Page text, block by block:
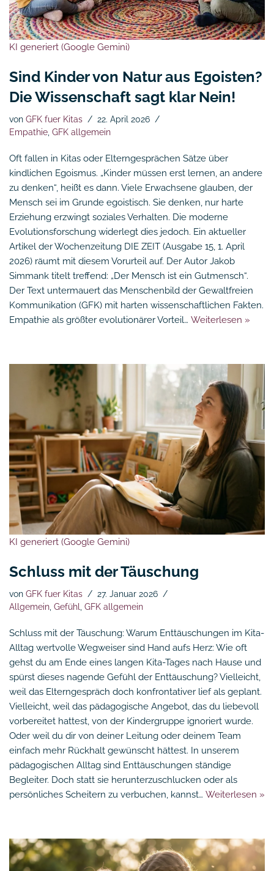
KI generiert (Google Gemini)
Sind Kinder von Natur aus Egoisten?
Die Wissenschaft sagt klar Nein!
von GFK fuer Kitas
22. April 2026
Empathie, GFK allgemein
Oft fallen in Kitas oder Elterngesprächen Sätze über
kindlichen Egoismus. „Kinder müssen erst lernen, an andere
zu denken“, heißt es dann. Viele Erwachsene glauben, der
Mensch sei im Grunde egoistisch. Sie denken, nur harte
Erziehung erzwingt soziales Verhalten. Die moderne
Evolutionsforschung widerlegt dies jedoch. Ein aktueller
Artikel der Wochenzeitung DIE ZEIT (Ausgabe 15, 1. April
2026) räumt mit diesem Vorurteil auf. Der Autor Jakob
Simmank titelt treffend: „Der Mensch ist ein Gutmensch“.
Der Text untermauert das Menschenbild der Gewaltfreien
Kommunikation (GFK) mit harten wissenschaftlichen Fakten.
Empathie als größter evolutionärer Vorteil… Weiterlesen »
KI generiert (Google Gemini)
Schluss mit der Täuschung
von GFK fuer Kitas
27. Januar 2026
Allgemein Gefühl GFK allgemein
Schluss mit der Täuschung: Warum Enttäuschungen im Kita-
Alltag wertvolle Wegweiser sind Hand aufs Herz: Wie oft
gehst du am Ende eines langen Kita-Tages nach Hause und
spürst dieses nagende Gefühl der Enttäuschung? Vielleicht,
weil das Elterngespräch doch konfrontativer lief als geplant.
Vielleicht, weil das pädagogische Angebot, das du liebevoll
vorbereitet hattest, von der Kindergruppe ignoriert wurde.
Oder weil du dir von deiner Leitung oder deinem Team
einfach mehr Rückhalt gewünscht hättest. In unserem
pädagogischen Alltag sind Enttäuschungen ständige
Begleiter. Doch statt sie herunterzuschlucken oder als
persönliches Scheitern zu verbuchen, kannst… Weiterlesen »